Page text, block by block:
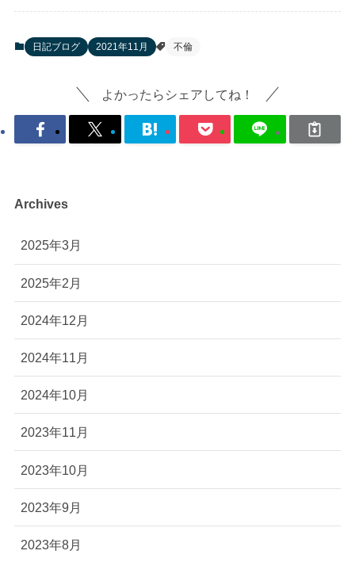
日記ブログ 2021年11月 不倫
よかったらシェアしてね！
Archives
2025年3月
2025年2月
2024年12月
2024年11月
2024年10月
2023年11月
2023年10月
2023年9月
2023年8月